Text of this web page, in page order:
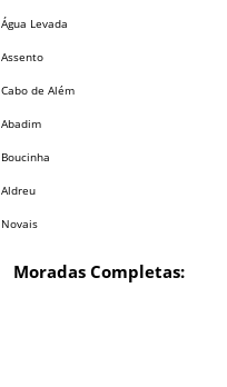
Água Levada
Assento
Cabo de Além
Abadim
Boucinha
Aldreu
Novais
Moradas Completas: